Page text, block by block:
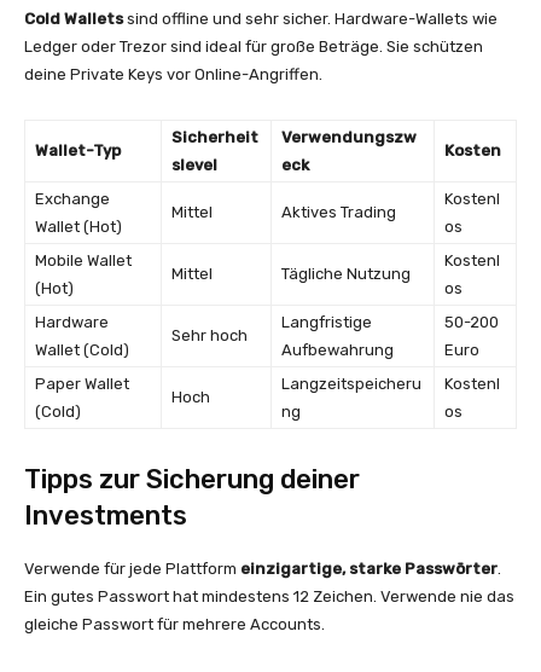
Cold Walletssind offline und sehr sicher. Hardware-Wallets wie
Ledger oder Trezor sind ideal für große Beträge. Sie schützen
deine Private Keys vor Online-Angriffen.
Wallet-Typ
Sicherheit
slevel
Verwendungszw
eck
Kosten
Exchange
Wallet (Hot)
Mittel Aktives Trading
Kostenl
os
Mobile Wallet
(Hot)
Mittel Tägliche Nutzung
Kostenl
os
Hardware
Wallet (Cold)
Sehr hoch
Langfristige
Aufbewahrung
50-200
Euro
Paper Wallet
(Cold)
Hoch
Langzeitspeicheru
ng
Kostenl
os
Tipps zur Sicherung deiner
Investments
Verwende für jede Plattform einzigartige, starke Passwörter.
Ein gutes Passwort hat mindestens 12 Zeichen. Verwende nie das
gleiche Passwort für mehrere Accounts.